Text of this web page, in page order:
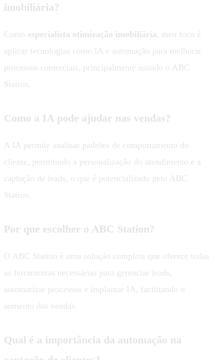
imobiliária?
Como especialista otimização imobiliária, meu foco é
aplicar tecnologias como IA e automação para melhorar
processos comerciais, principalmente usando o ABC
Station.
Como a IA pode ajudar nas vendas?
A IA permite analisar padrões de comportamento do
cliente, permitindo a personalização do atendimento e a
captação de leads, o que é potencializado pelo ABC
Station.
Por que escolher o ABC Station?
O ABC Station é uma solução completa que oferece todas
as ferramentas necessárias para gerenciar leads,
automatizar processos e implantar IA, facilitando o
aumento das vendas.
Qual é a importância da automação na